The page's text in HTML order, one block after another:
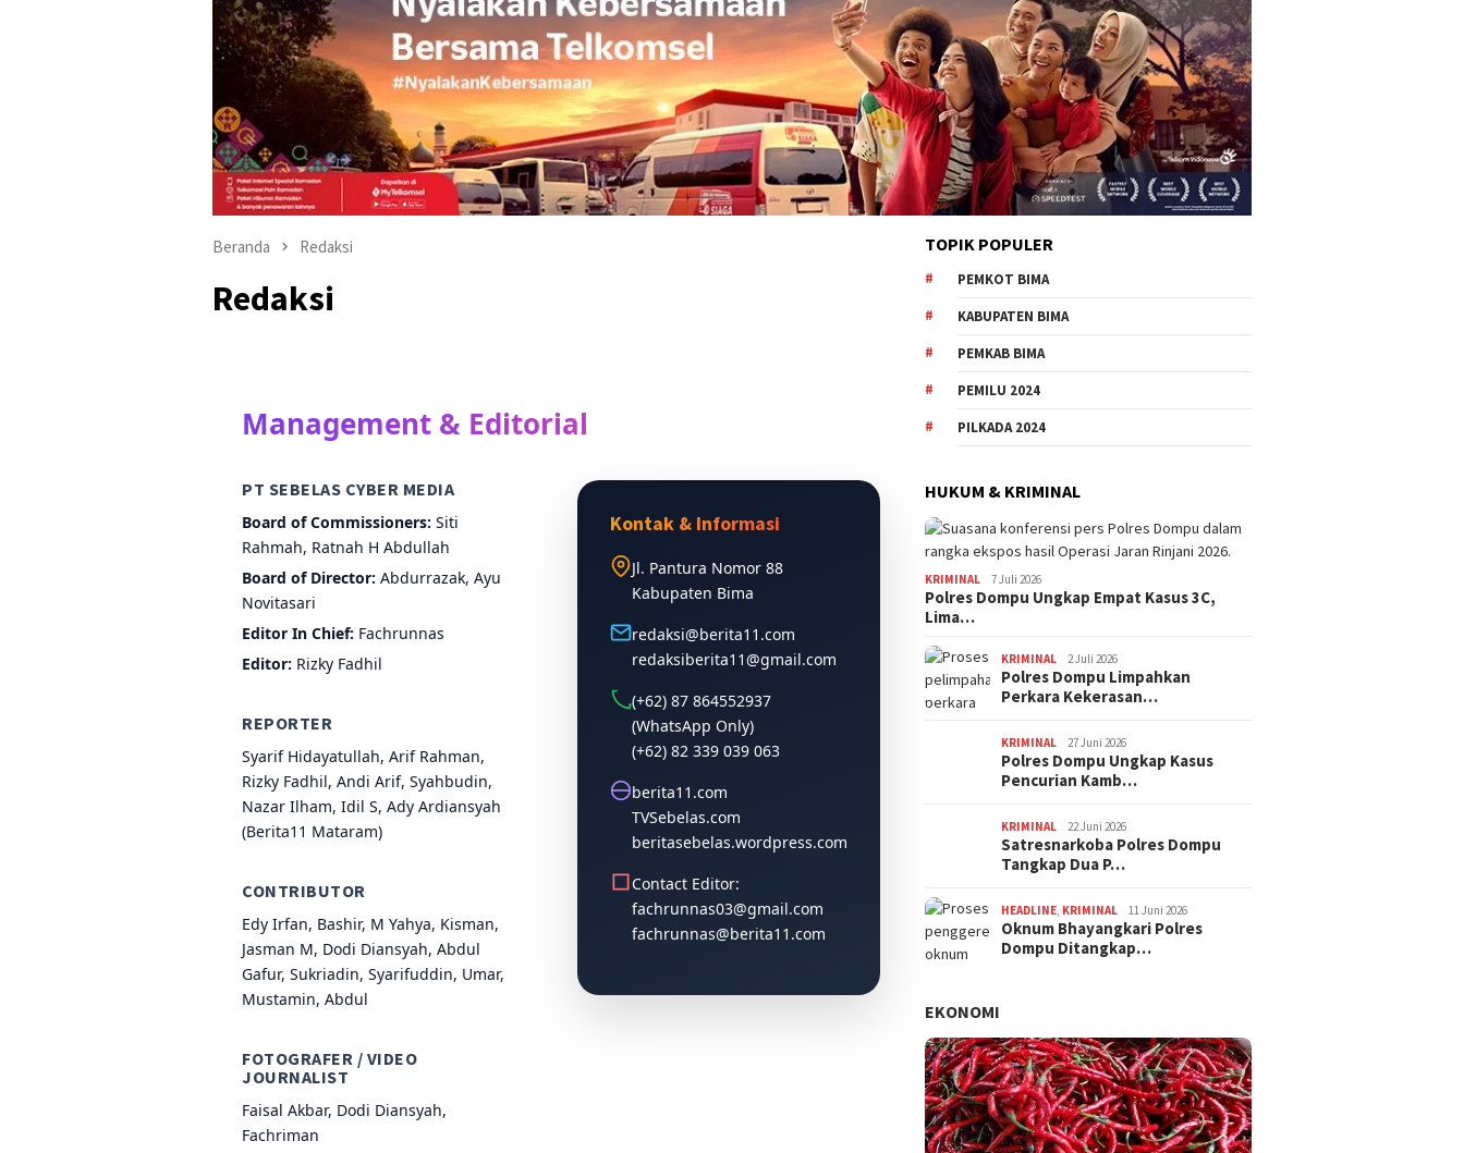
Beranda Redaksi
Redaksi
Management & Editorial
PT SEBELAS CYBER MEDIA
Board of Commissioners: Siti
Rahmah, Ratnah H Abdullah
Board of Director: Abdurrazak, Ayu
Novitasari
Editor In Chief: Fachrunnas
Editor: Rizky Fadhil
REPORTER
Syarif Hidayatullah, Arif Rahman,
Rizky Fadhil, Andi Arif, Syahbudin,
Nazar Ilham, Idil S, Ady Ardiansyah
(Berita11 Mataram)
CONTRIBUTOR
Edy Irfan, Bashir, M Yahya, Kisman,
Jasman M, Dodi Diansyah, Abdul
Gafur, Sukriadin, Syarifuddin, Umar,
Mustamin, Abdul
FOTOGRAFER / VIDEO
JOURNALIST
Faisal Akbar, Dodi Diansyah,
Fachriman
Kontak & Informasi
Jl. Pantura Nomor 88
Kabupaten Bima
redaksi@berita11.com
redaksiberita11@gmail.com
(+62) 87 864552937
(WhatsApp Only)
(+62) 82 339 039 063
berita11.com
TVSebelas.com
beritasebelas.wordpress.com
Contact Editor:
fachrunnas03@gmail.com
fachrunnas@berita11.com
TOPIK POPULER
PEMKOT BIMA
KABUPATEN BIMA
PEMKAB BIMA
PEMILU 2024
PILKADA 2024
HUKUM & KRIMINAL
KRIMINAL 7 Juli 2026
Polres Dompu Ungkap Empat Kasus 3C,
Lima…
KRIMINAL 2 Juli 2026
Polres Dompu Limpahkan
Perkara Kekerasan…
KRIMINAL 27 Juni 2026
Polres Dompu Ungkap Kasus
Pencurian Kamb…
KRIMINAL 22 Juni 2026
Satresnarkoba Polres Dompu
Tangkap Dua P…
HEADLINE, KRIMINAL 11 Juni 2026
Oknum Bhayangkari Polres
Dompu Ditangkap…
EKONOMI